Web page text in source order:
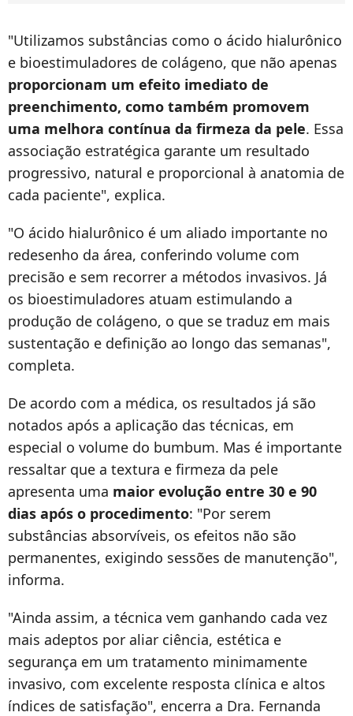
"Utilizamos substâncias como o ácido hialurônico
e bioestimuladores de colágeno, que não apenas
proporcionam um efeito imediato de
preenchimento, como também promovem
uma melhora contínua da firmeza da pele. Essa
associação estratégica garante um resultado
progressivo, natural e proporcional à anatomia de
cada paciente", explica.
"O ácido hialurônico é um aliado importante no
redesenho da área, conferindo volume com
precisão e sem recorrer a métodos invasivos. Já
os bioestimuladores atuam estimulando a
produção de colágeno, o que se traduz em mais
sustentação e definição ao longo das semanas",
completa.
De acordo com a médica, os resultados já são
notados após a aplicação das técnicas, em
especial o volume do bumbum. Mas é importante
ressaltar que a textura e firmeza da pele
apresenta uma maior evolução entre 30 e 90
dias após o procedimento: "Por serem
substâncias absorvíveis, os efeitos não são
permanentes, exigindo sessões de manutenção",
informa.
"Ainda assim, a técnica vem ganhando cada vez
mais adeptos por aliar ciência, estética e
segurança em um tratamento minimamente
invasivo, com excelente resposta clínica e altos
índices de satisfação", encerra a Dra. Fernanda